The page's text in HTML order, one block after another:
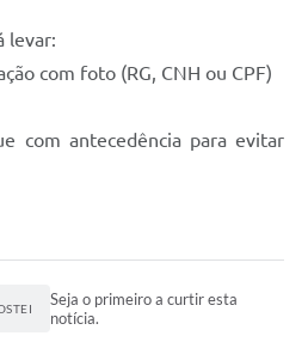
levar:
com foto (RG, CNH ou CPF)
com antecedência para evitar
Seja o primeiro a curtir esta
notícia.